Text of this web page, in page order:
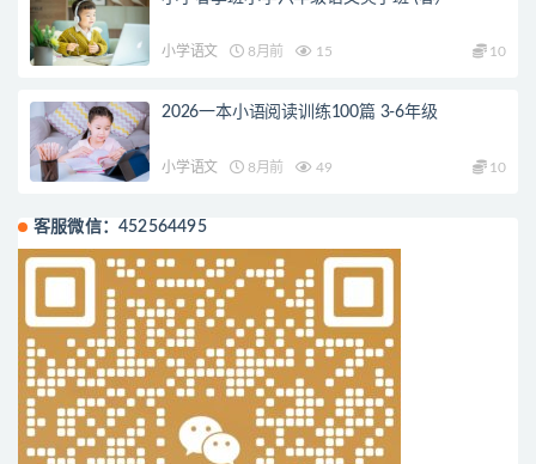
小学语文 8月前 15 10
2026一本小语阅读训练100篇 3-6年级
小学语文 8月前 49 10
客服微信：452564495